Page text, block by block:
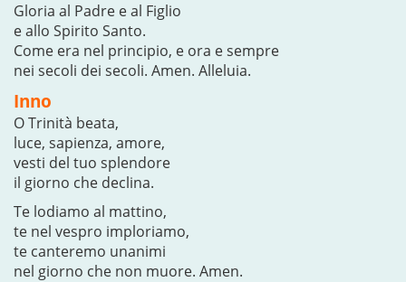
Gloria al Padre e al Figlio
e allo Spirito Santo.
Come era nel principio, e ora e sempre
nei secoli dei secoli. Amen. Alleluia.
Inno
O Trinità beata,
luce, sapienza, amore,
vesti del tuo splendore
il giorno che declina.
Te lodiamo al mattino,
te nel vespro imploriamo,
te canteremo unanimi
nel giorno che non muore. Amen.